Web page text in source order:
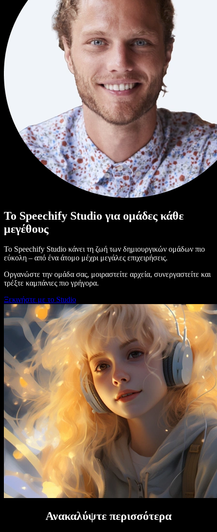
Το Speechify Studio για ομάδες κάθε
μεγέθους
Το Speechify Studio κάνει τη ζωή των δημιουργικών ομάδων πιο
εύκολη – από ένα άτομο μέχρι μεγάλες επιχειρήσεις.
Οργανώστε την ομάδα σας, μοιραστείτε αρχεία, συνεργαστείτε και
τρέξτε καμπάνιες πιο γρήγορα.
Ξεκινήστε με το Studio
Ανακαλύψτε περισσότερα